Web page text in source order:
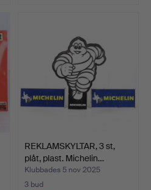
REKLAMSKYLTAR, 3 st,
plåt, plast. Michelin…
Klubbades 5 nov 2025
3 bud